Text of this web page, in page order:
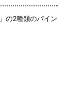
の2種類のパイン